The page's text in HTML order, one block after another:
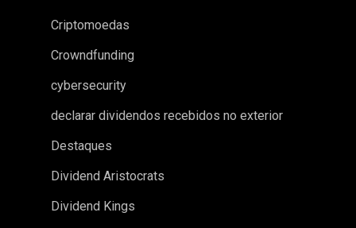
Criptomoedas
Crowndfunding
cybersecurity
declarar dividendos recebidos no exterior
Destaques
Dividend Aristocrats
Dividend Kings